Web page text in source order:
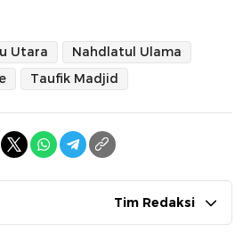
Utara
Nahdlatul Ulama
Taufik Madjid
Tim Redaksi